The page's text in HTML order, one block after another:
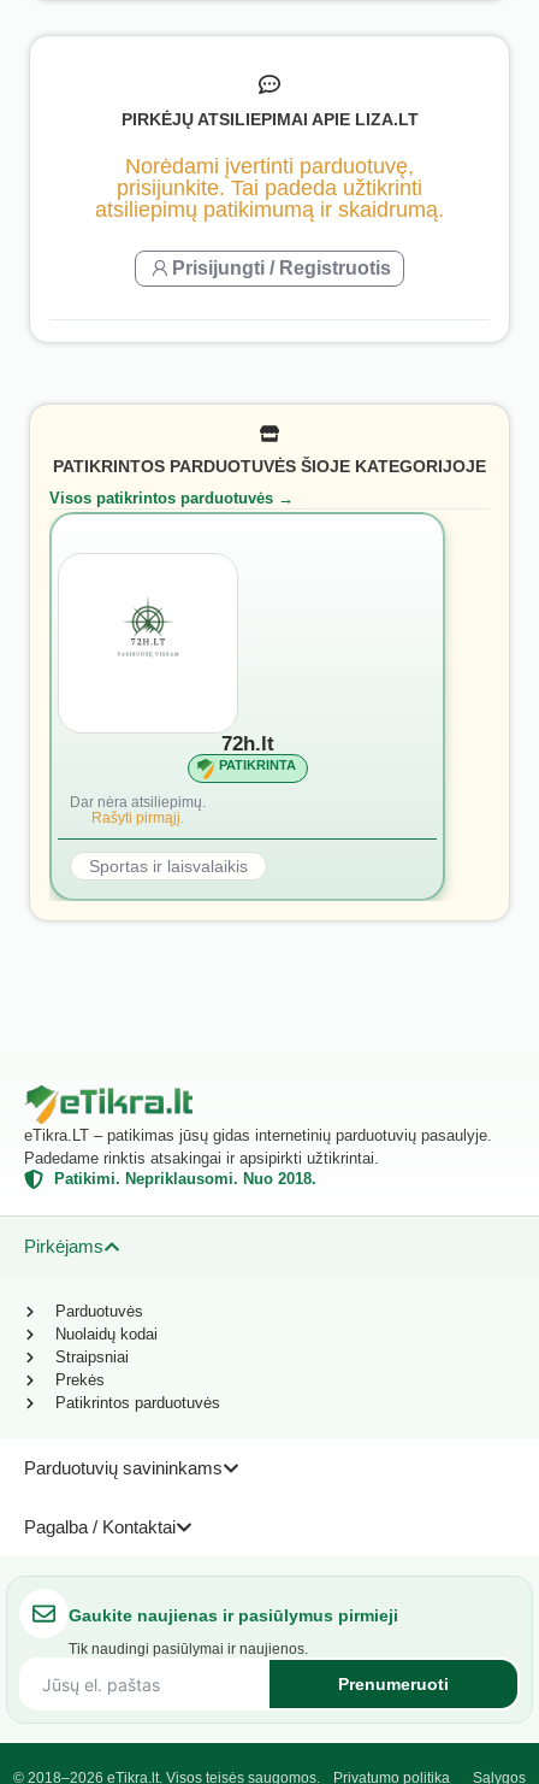
PIRKĖJŲ ATSILIEPIMAI APIE LIZA.LT
Norėdami įvertinti parduotuvę,
prisijunkite. Tai padeda užtikrinti
atsiliepimų patikimumą ir skaidrumą.
Prisijungti / Registruotis
PATIKRINTOS PARDUOTUVĖS ŠIOJE KATEGORIJOJE
Visos patikrintos parduotuvės →
72h.lt
PATIKRINTA
Dar nėra atsiliepimų.
Rašyti pirmąjį.
Sportas ir laisvalaikis
eTikra.LT – patikimas jūsų gidas internetinių parduotuvių pasaulyje.
Padedame rinktis atsakingai ir apsipirkti užtikrintai.
Patikimi. Nepriklausomi. Nuo 2018.
Pirkėjams
Parduotuvių savininkams
Pagalba / Kontaktai
Parduotuvės
Nuolaidų kodai
Straipsniai
Prekės
Patikrintos parduotuvės
Gaukite naujienas ir pasiūlymus pirmieji
Tik naudingi pasiūlymai ir naujienos.
Prenumeruoti
© 2018–2026 eTikra.lt. Visos teisės saugomos. Privatumo politika Sąlygos